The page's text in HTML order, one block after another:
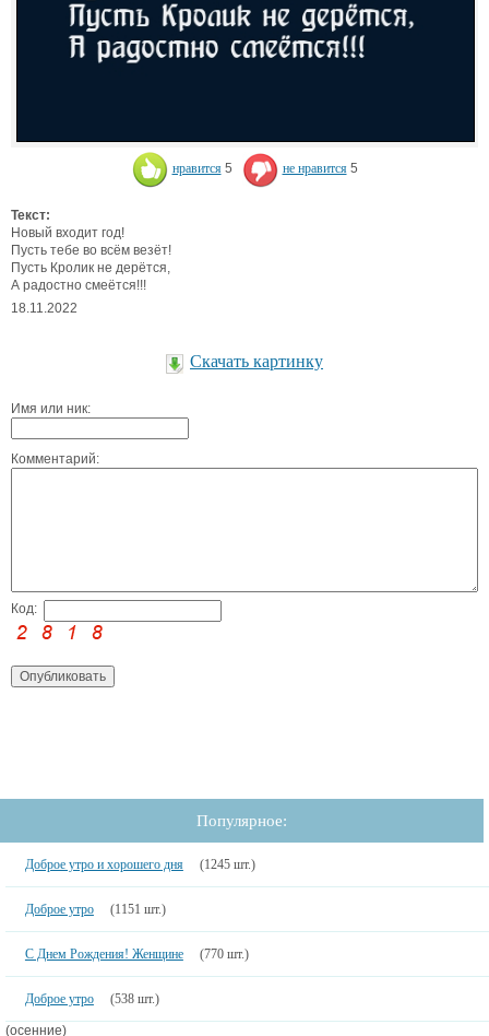
нравится 5 не нравится 5
Текст:
Новый входит год!
Пусть тебе во всём везёт!
Пусть Кролик не дерётся,
А радостно смеётся!!!
18.11.2022
Скачать картинку
Имя или ник:
Комментарий:
Код:
Популярное:
Доброе утро и хорошего дня (1245 шт.)
Доброе утро (1151 шт.)
С Днем Рождения! Женщине (770 шт.)
Доброе утро (538 шт.)
(осенние)